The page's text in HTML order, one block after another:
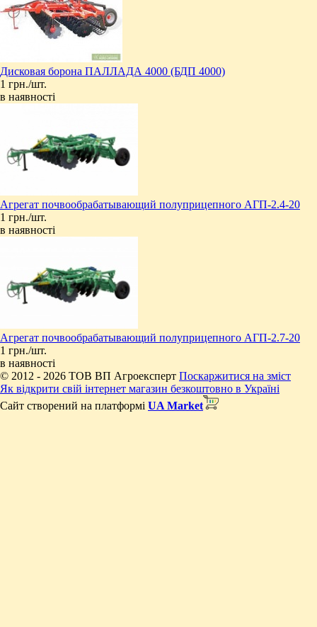
Дисковая борона ПАЛЛАДА 4000 (БДП 4000)
1 грн./шт.
в наявності
Агрегат почвообрабатывающий полуприцепного АГП-2.4-20
1 грн./шт.
в наявності
Агрегат почвообрабатывающий полуприцепного АГП-2.7-20
1 грн./шт.
в наявності
© 2012 - 2026 ТОВ ВП Агроексперт Поскаржитися на зміст
Як відкрити свій інтернет магазин безкоштовно в Україні
Сайт створений на платформі UA Market